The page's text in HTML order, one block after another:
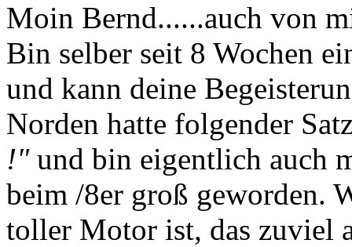
Moin Bernd......auch von
Bin selber seit 8 Wochen
und kann deine
Norden hatte folgender
!"und bin eigentlich auch
beim /8er groß geworden.
toller Motor ist, das zuviel